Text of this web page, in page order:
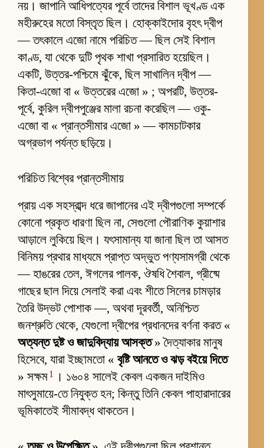
নয়। জাপানি আধিপত্যের পূর্বে তাদের বিশাল ভূখণ্ড এক
মহীরুহের মতো বিস্তৃত ছিল। হোক্কাইদোর বৃহৎ দ্বীপ
— তৎকালে এজো নামে পরিচিত — ছিল সেই বিশাল
কাণ্ড, যা থেকে দুটি পৃথক শাখা প্রসারিত হয়েছিল।
একটি, উত্তর-পশ্চিমে ঝুঁকে, ছিল সাখালিন দ্বীপ —
কিতা-এজো বা « উত্তরের এজো » ; অপরটি, উত্তর-
পূর্বে, কুরিল দ্বীপপুঞ্জের মালা রচনা করেছিল — ওকু-
এজো বা « প্রান্তসীমার এজো » — কামচাটকার
অগ্রভাগ পর্যন্ত ছড়িয়ে।
পরিচিত বিশ্বের প্রান্তসীমায়
প্রায় এক সহস্রাব্দ ধরে জাপানের এই দ্বীপগুলো সম্পর্কে
কোনো প্রকৃত ধারণা ছিল না, সেগুলো পৌরাণিক কুয়াশার
আড়ালে লুকিয়ে ছিল। যৎসামান্য যা জানা ছিল তা আসত
বিনিময় প্রথার মাধ্যমে প্রাপ্ত অদ্ভুত পণ্যসামগ্রী থেকে
— হাঙরের তেল, ঈগলের পালক, ঔষধি শৈবাল, গ্রীষ্মে
গাছের ছাল দিয়ে সেলাই করা এবং শীতে সিলের চামড়ার
তৈরি উদ্ভট পোশাক —, অথবা দূরবর্তী, অনিশ্চিত
জনশ্রুতি থেকে, যেগুলো দ্বীপের প্রধানদের বর্ণনা করত «
অত্যন্ত দুষ্ট ও জাদুবিদ্যায় আসক্ত» দৈত্যাকার মানুষ
হিসেবে, যারা ইচ্ছামতো « বৃষ্টি আনতে ও ঝড় বইয়ে দিতে
» সক্ষম1
। ১৬০৪ সালেই কেবল একজন দাইমিও
মাৎসুমায়ে-তে নিযুক্ত হন; কিন্তু তিনি কেবল পাহারাদারের
ভূমিকাতেই সীমাবদ্ধ থাকতেন।